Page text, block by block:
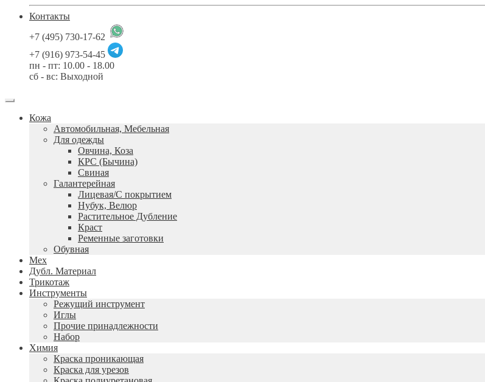
Контакты
+7 (495) 730-17-62
+7 (916) 973-54-45
пн - пт: 10.00 - 18.00
сб - вс: Выходной
Кожа
Автомобильная, Мебельная
Для одежды
Овчина, Коза
КРС (Бычина)
Свиная
Галантерейная
Лицевая/С покрытием
Нубук, Велюр
Растительное Дубление
Краст
Ременные заготовки
Обувная
Мех
Дубл. Материал
Трикотаж
Инструменты
Режущий инструмент
Иглы
Прочие принадлежности
Набор
Химия
Краска проникающая
Краска для урезов